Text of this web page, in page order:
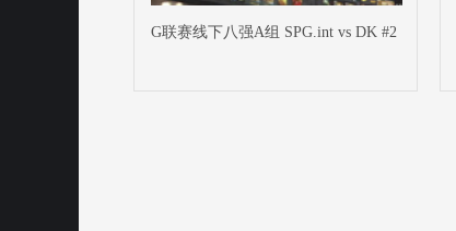
G联赛线下八强A组 SPG.int vs DK #2